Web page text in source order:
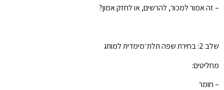
– זה אמור למכור, להרשים, או לחזק אמון?
שלב 2: בחירת שפה תלת־מימדית למותג
מחליטים:
– חומר